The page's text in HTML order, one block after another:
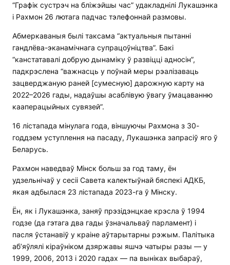
“Графік сустрэч на бліжэйшы час” удакладнілі Лукашэнка
і Рахмон 26 лютага падчас тэлефоннай размовы.
Абмеркаваныя былі таксама “актуальныя пытанні
гандлёва-эканамічнага супрацоўніцтва”. Бакі
“канстатавалі добрую дынаміку ў развіцці адносін”,
падкрэслена “важнасць у поўнай меры рэалізаваць
зацверджаную раней [сумесную] дарожную карту на
2022–2026 гады, надаўшы асаблівую ўвагу ўмацаванню
кааперацыйных сувязей”.
16 лістапада мінулага года, віншуючы Рахмона з 30-
годдзем уступлення на пасаду, Лукашэнка запрасіў яго ў
Беларусь.
Рахмон наведваў Мінск больш за год таму, ён
удзельнічаў у сесіі Савета калектыўнай бяспекі АДКБ,
якая адбылася 23 лістапада 2023-га ў Мінску.
Ён, як і Лукашэнка, заняў прэзідэнцкае крэсла ў 1994
годзе (да гэтага два гады ўзначальваў парламент) і
пасля ўстанавіў у краіне аўтарытарны рэжым. Палітыка
аб’яўлялі кіраўніком дзяржавы яшчэ чатыры разы — у
1999, 2006, 2013 і 2020 гадах — па выніках выбараў,